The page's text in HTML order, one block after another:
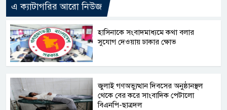
এ ক্যাটাগরির আরো নিউজ
হাসিনাকে সংবাদমাধ্যমে কথা বলার
সুযোগ দেওয়ায় ঢাকার ক্ষোভ
জুলাই গণঅভ্যুত্থান দিবসের অনুষ্ঠানস্থল
থেকে বের করে সাংবাদিক পেটালো
বিএনপি-ছাত্রদল